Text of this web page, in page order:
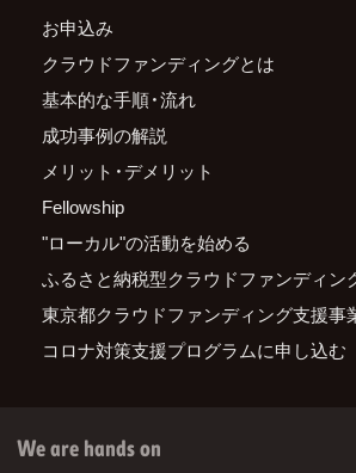
お申込み
クラウドファンディングとは
基本的な手順・流れ
成功事例の解説
メリット・デメリット
Fellowship
"ローカル"の活動を始める
ふるさと納税型クラウドファンディン
東京都クラウドファンディング支援事
コロナ対策支援プログラムに申し込む
We are hands on